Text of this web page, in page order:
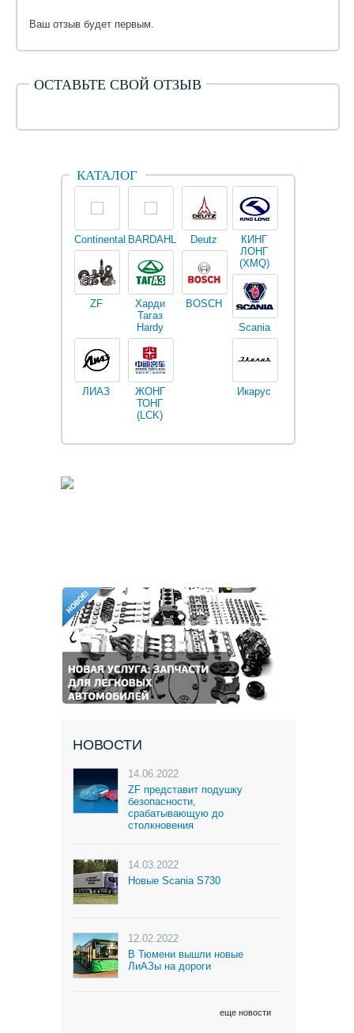
Ваш отзыв будет первым.
ОСТАВЬТЕ СВОЙ ОТЗЫВ
КАТАЛОГ
Continental BARDAHL Deutz
ZF
Харди
Тагаз
Hardy
BOSCH
ЛИАЗ
ЖОНГ
ТОНГ
(LCK)
КИНГ
ЛОНГ
(XMQ)
Scania
Икарус
НОВОСТИ
14.06.2022
ZF представит подушку
безопасности,
срабатывающую до
столкновения
14.03.2022
Новые Scania S730
12.02.2022
В Тюмени вышли новые
ЛиАЗы на дороги
еще новости